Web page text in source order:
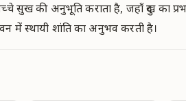
सुख की अनुभूति कराता है, जहाँ दुख का
में स्थायी शांति का अनुभव करती है।